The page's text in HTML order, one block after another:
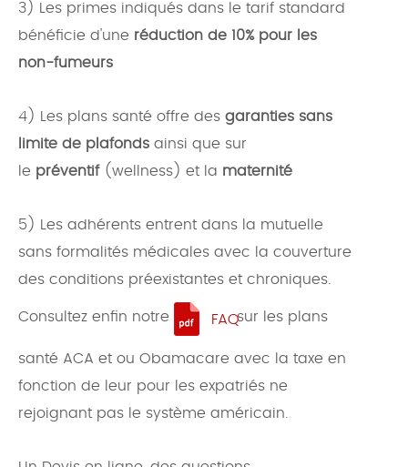
3) Les primes indiqués dans le tarif standard
bénéficie d'une réduction de 10% pour les
non-fumeurs
4) Les plans santé offre des garanties sans
limite de plafonds ainsi que sur
le préventif (wellness) et la maternité
5) Les adhérents entrent dans la mutuelle
sans formalités médicales avec la couverture
des conditions préexistantes et chroniques.
Consultez enfin notre FAQsur les plans
santé ACA et ou Obamacare avec la taxe en
fonction de leur pour les expatriés ne
rejoignant pas le système américain.